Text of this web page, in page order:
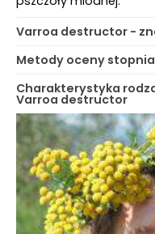
Varroa destructor -
Metody oceny
Charakterystyka
Varroa destructor